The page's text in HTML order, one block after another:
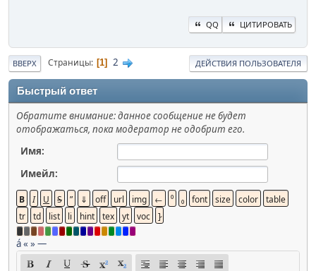
QQ ЦИТИРОВАТЬ
ВВЕРХ Страницы 1 2 ДЕЙСТВИЯ ПОЛЬЗОВАТЕЛЯ
Быстрый ответ
Обратите внимание: данное сообщение не будет
отображаться, пока модератор не одобрит его.
Имя:
Имейл:
á« »—